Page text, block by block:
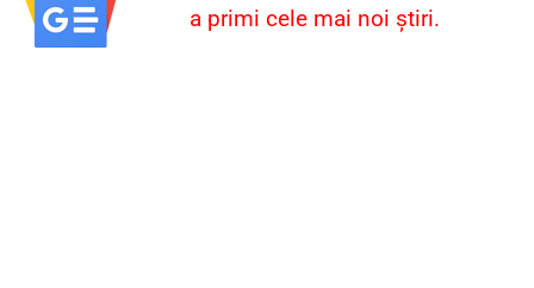
a primi cele mai noi știri.